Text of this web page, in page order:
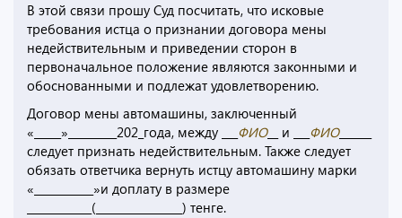
В этой связи прошу Суд посчитать, что исковые
требования истца о признании договора мены
недействительным и приведении сторон в
первоначальное положение являются законными и
обоснованными и подлежат удовлетворению.
Договор мены автомашины, заключенный
«_____»_________202_года, между ___ ФИО__ и ___ ФИО______
следует признать недействительным. Также следует
обязать ответчика вернуть истцу автомашину марки
«___________»и доплату в размере
____________(________________) тенге.